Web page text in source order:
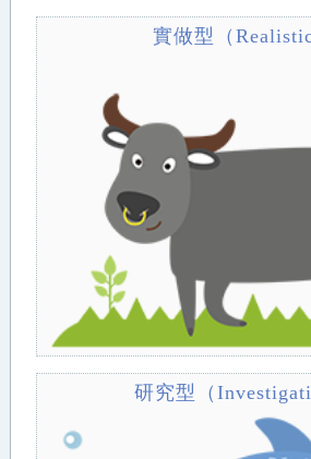
實做型（Realistic
研究型（